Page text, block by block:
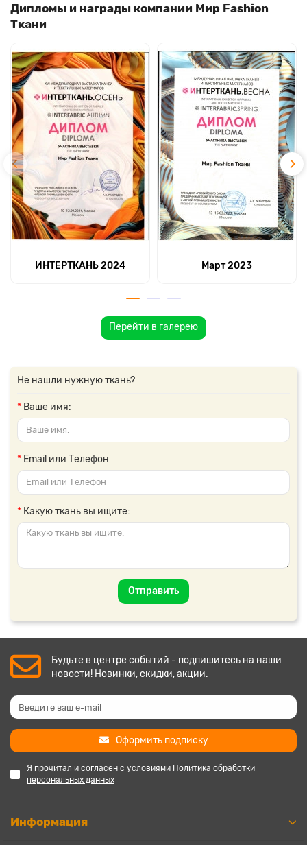
Дипломы и награды компании Мир Fashion
Ткани
ИНТЕРТКАНЬ 2024 Март 2023
Перейти в галерею
Не нашли нужную ткань?
Ваше имя:
Email или Телефон
Какую ткань вы ищите:
Отправить
Будьте в центре событий - подпишитесь на наши
новости! Новинки, скидки, акции.
Оформить подписку
Я прочитал и согласен с условиями Политика обработки
персональных данных
Информация